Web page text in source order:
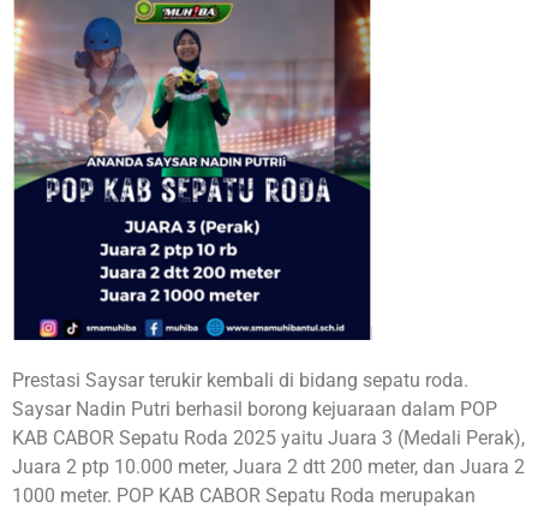
Prestasi Saysar terukir kembali di bidang sepatu roda.
Saysar Nadin Putri berhasil borong kejuaraan dalam POP
KAB CABOR Sepatu Roda 2025 yaitu Juara 3 (Medali Perak),
Juara 2 ptp 10.000 meter, Juara 2 dtt 200 meter, dan Juara 2
1000 meter. POP KAB CABOR Sepatu Roda merupakan